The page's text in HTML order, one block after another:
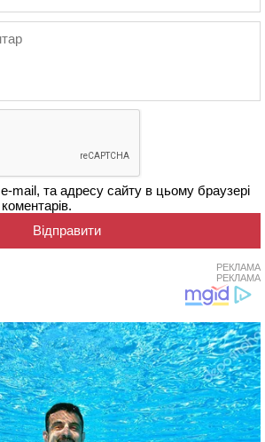
mail, та адресу сайту в цьому браузері
РЕКЛАМА
РЕКЛАМА